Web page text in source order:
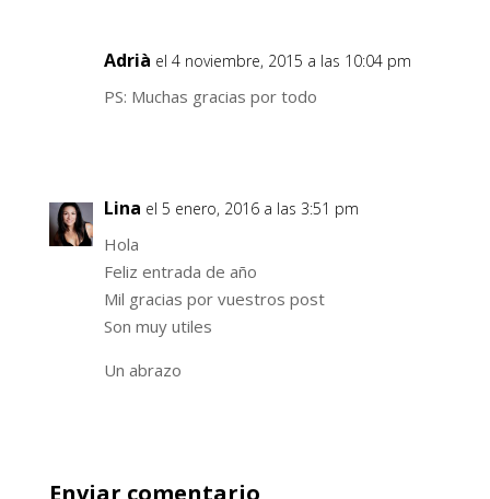
Adrià el 4 noviembre, 2015 a las 10:04 pm
PS: Muchas gracias por todo
Lina el 5 enero, 2016 a las 3:51 pm
Hola
Feliz entrada de año
Mil gracias por vuestros post
Son muy utiles
Un abrazo
Enviar comentario